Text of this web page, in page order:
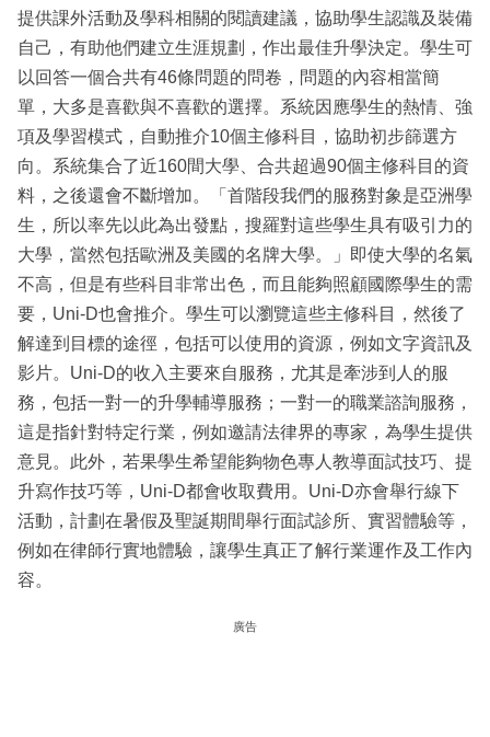
提供課外活動及學科相關的閱讀建議，協助學生認識及裝備
自己，有助他們建立生涯規劃，作出最佳升學決定。學生可
以回答一個合共有46條問題的問卷，問題的內容相當簡
單，大多是喜歡與不喜歡的選擇。系統因應學生的熱情、強
項及學習模式，自動推介10個主修科目，協助初步篩選方
向。系統集合了近160間大學、合共超過90個主修科目的資
料，之後還會不斷增加。「首階段我們的服務對象是亞洲學
生，所以率先以此為出發點，搜羅對這些學生具有吸引力的
大學，當然包括歐洲及美國的名牌大學。」即使大學的名氣
不高，但是有些科目非常出色，而且能夠照顧國際學生的需
要，Uni-D也會推介。學生可以瀏覽這些主修科目，然後了
解達到目標的途徑，包括可以使用的資源，例如文字資訊及
影片。Uni-D的收入主要來自服務，尤其是牽涉到人的服
務，包括一對一的升學輔導服務；一對一的職業諮詢服務，
這是指針對特定行業，例如邀請法律界的專家，為學生提供
意見。此外，若果學生希望能夠物色專人教導面試技巧、提
升寫作技巧等，Uni-D都會收取費用。Uni-D亦會舉行線下
活動，計劃在暑假及聖誕期間舉行面試診所、實習體驗等，
例如在律師行實地體驗，讓學生真正了解行業運作及工作內
容。
廣告